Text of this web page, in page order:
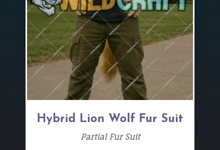
Hybrid Lion Wolf Fur Suit
Partial Fur Suit